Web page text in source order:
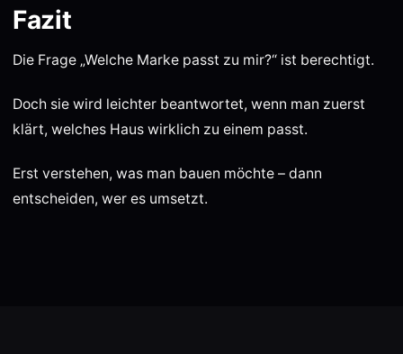
Fazit
Die Frage „Welche Marke passt zu mir?“ ist berechtigt.
Doch sie wird leichter beantwortet, wenn man zuerst
klärt, welches Haus wirklich zu einem passt.
Erst verstehen, was man bauen möchte – dann
entscheiden, wer es umsetzt.